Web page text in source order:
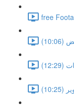
free